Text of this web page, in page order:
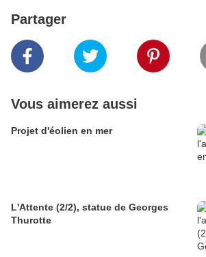
Partager
Vous aimerez aussi
Projet d'éolien en mer
L'Attente (2/2), statue de Georges
Thurotte